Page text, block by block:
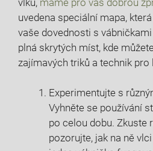
uvedena speciální mapa,
vaše dovednosti s
plná skrytých míst, kde
zajímavých triků a technik pro
Experimentujte s
Vyhněte se používání
po celou dobu. Zkuste
pozorujte, jak na ně